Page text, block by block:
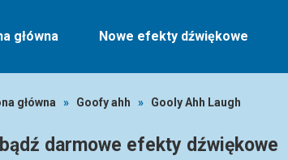
główna Nowe efekty dźwiękowe
główna » Goofy ahh » Gooly Ahh Laugh
darmowe efekty dźwiękowe